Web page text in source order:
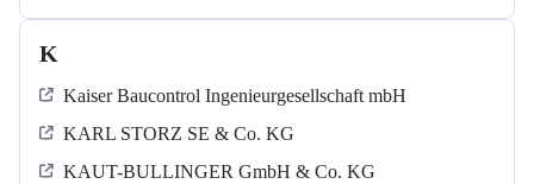
K
Kaiser Baucontrol Ingenieurgesellschaft mbH
KARL STORZ SE & Co. KG
KAUT-BULLINGER GmbH & Co. KG